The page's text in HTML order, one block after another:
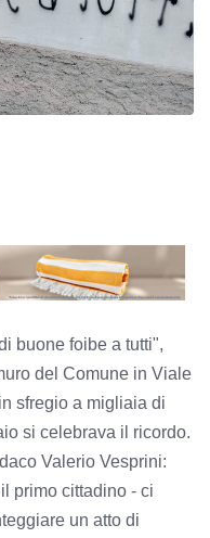
buone foibe a tutti",
del Comune in Viale
sfregio a migliaia di
si celebrava il ricordo.
Valerio Vesprini:
primo cittadino - ci
un atto di